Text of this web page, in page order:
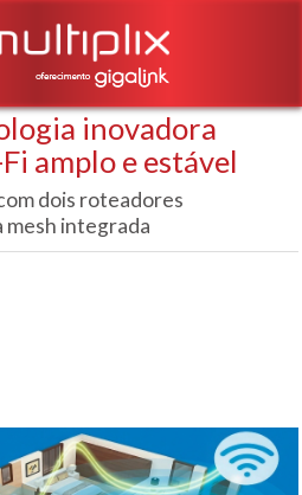
inovadora
amplo e estável
dois roteadores
integrada